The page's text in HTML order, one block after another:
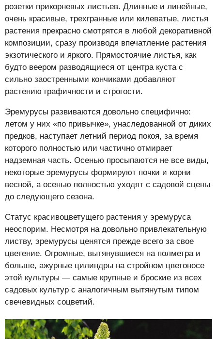
розетки прикорневых листьев. Длинные и линейные,
очень красивые, трехгранные или килеватые, листья
растения прекрасно смотрятся в любой декоративной
композиции, сразу производя впечатление растения
экзотического и яркого. Прямостоячие листья, как
будто веером разводящиеся от центра куста с
сильно заостренными кончиками добавляют
растению графичности и строгости.
Эремурусы развиваются довольно специфично:
летом у них «по привычке», унаследованной от диких
предков, наступает летний период покоя, за время
которого полностью или частично отмирает
надземная часть. Осенью просыпаются не все виды,
некоторые эремурусы формируют почки и корни
весной, а осенью полностью уходят с садовой сцены
до следующего сезона.
Статус красивоцветущего растения у эремуруса
неоспорим. Несмотря на довольно привлекательную
листву, эремурусы ценятся прежде всего за свое
цветение. Огромные, вытянувшиеся на полметра и
больше, ажурные цилиндры на стройном цветоносе
этой культуры — самые крупные и броские из всех
садовых культур с аналогичным вытянутым типом
свечевидных соцветий.